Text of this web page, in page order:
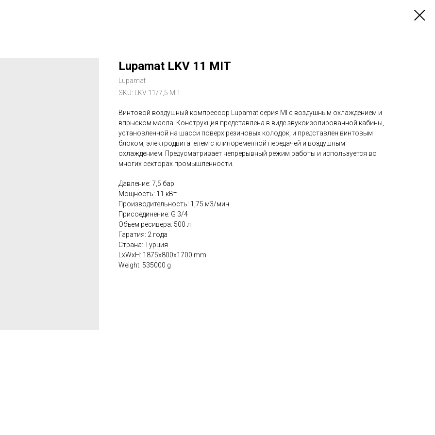
Lupamat LKV 11 MIT
Lupamat
SKU:
LKV 11/7,5 MIT
Винтовой воздушный компрессор Lupamat серия MI с воздушным охлаждением и
впрыском масла. Конструкция представлена в виде звукоизолированной кабины,
установленной на шасси поверх резиновых колодок, и представлен винтовым
блоком, электродвигателем с клиноременной передачей и воздушным
охлаждением. Предусматривает непрерывный режим работы и используется во
многих секторах промышленности.
Давление: 7,5 бар
Мощность: 11 кВт
Производительность: 1,75 м3/мин
Присоединение: G 3/4
Объем ресивера: 500 л
Гаратия: 2 года
Страна: Турция
LxWxH: 1875x800x1700 mm
Weight: 535000 g